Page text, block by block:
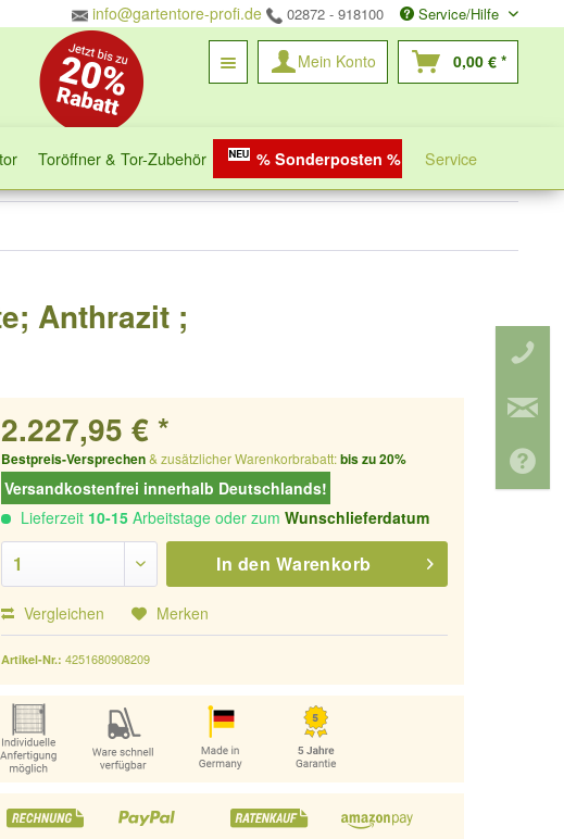
info@gartentore-profi.de 02872 - 918100 Service/Hilfe
Mein Konto 0,00 € *
Toröffner & Tor-Zubehör % Sonderposten % Service
Anthrazit ;
2.227,95 € *
Bestpreis-Versprechen& zusätzlicher Warenkorbrabatt:bis zu 20%
Versandkostenfrei innerhalb Deutschlands!
Lieferzeit 10-15 Arbeitstage oder zumWunschlieferdatum
In den Warenkorb
Vergleichen Merken
Artikel-Nr.:4251680908209